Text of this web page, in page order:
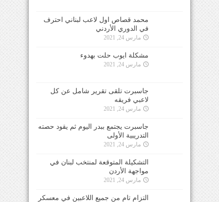
محمد قصاص اول لاعب لبناني احترف
في الدوري الأردني
مارس 24, 2021
مشكلة ايوب حلت بهدوء
مارس 24, 2021
جاسبرت تلقى تقرير شامل عن كل
لاعبي فريقه
مارس 24, 2021
جاسبرت يجتمع ببدر اليوم ثم يقود حصته
التدريبية الأولى
مارس 24, 2021
التشكيلة المتوقعة لمنتخب لبنان في
مواجهة الأردن
مارس 24, 2021
التزام تام من جميع اللاعبين في معسكر